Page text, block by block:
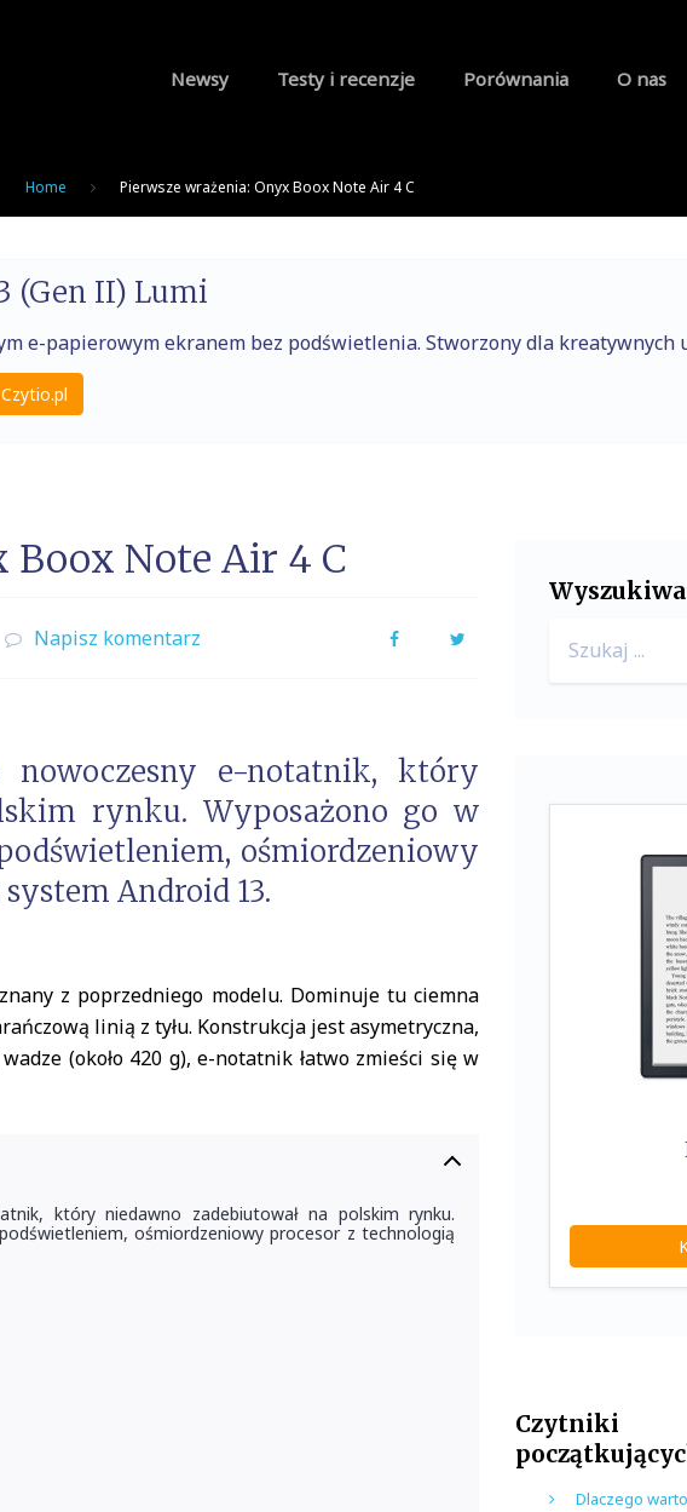
Newsy Testy i recenzje Porównania O nas
Home Pierwsze wrażenia: Onyx Boox Note Air 4 C
(Gen II) Lumi
e-papierowym ekranem bez podświetlenia. Stworzony dla kreatywnych
Boox Note Air 4 C
Napisz komentarz FacebookTwitter
e-notatnik, który
rynku. Wyposażono go w
ośmiordzeniowy
Android 13.
z poprzedniego modelu. Dominuje tu ciemna
linią z tyłu. Konstrukcja jest asymetryczna,
(około 420 g), e-notatnik łatwo zmieści się w
który niedawno zadebiutował na polskim rynku.
ośmiordzeniowy procesor z technologią
for:
Dlaczego